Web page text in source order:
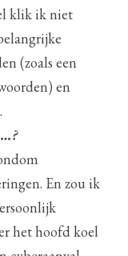
klik ik niet
(zoals een
en
En zou ik
het hoofd koel